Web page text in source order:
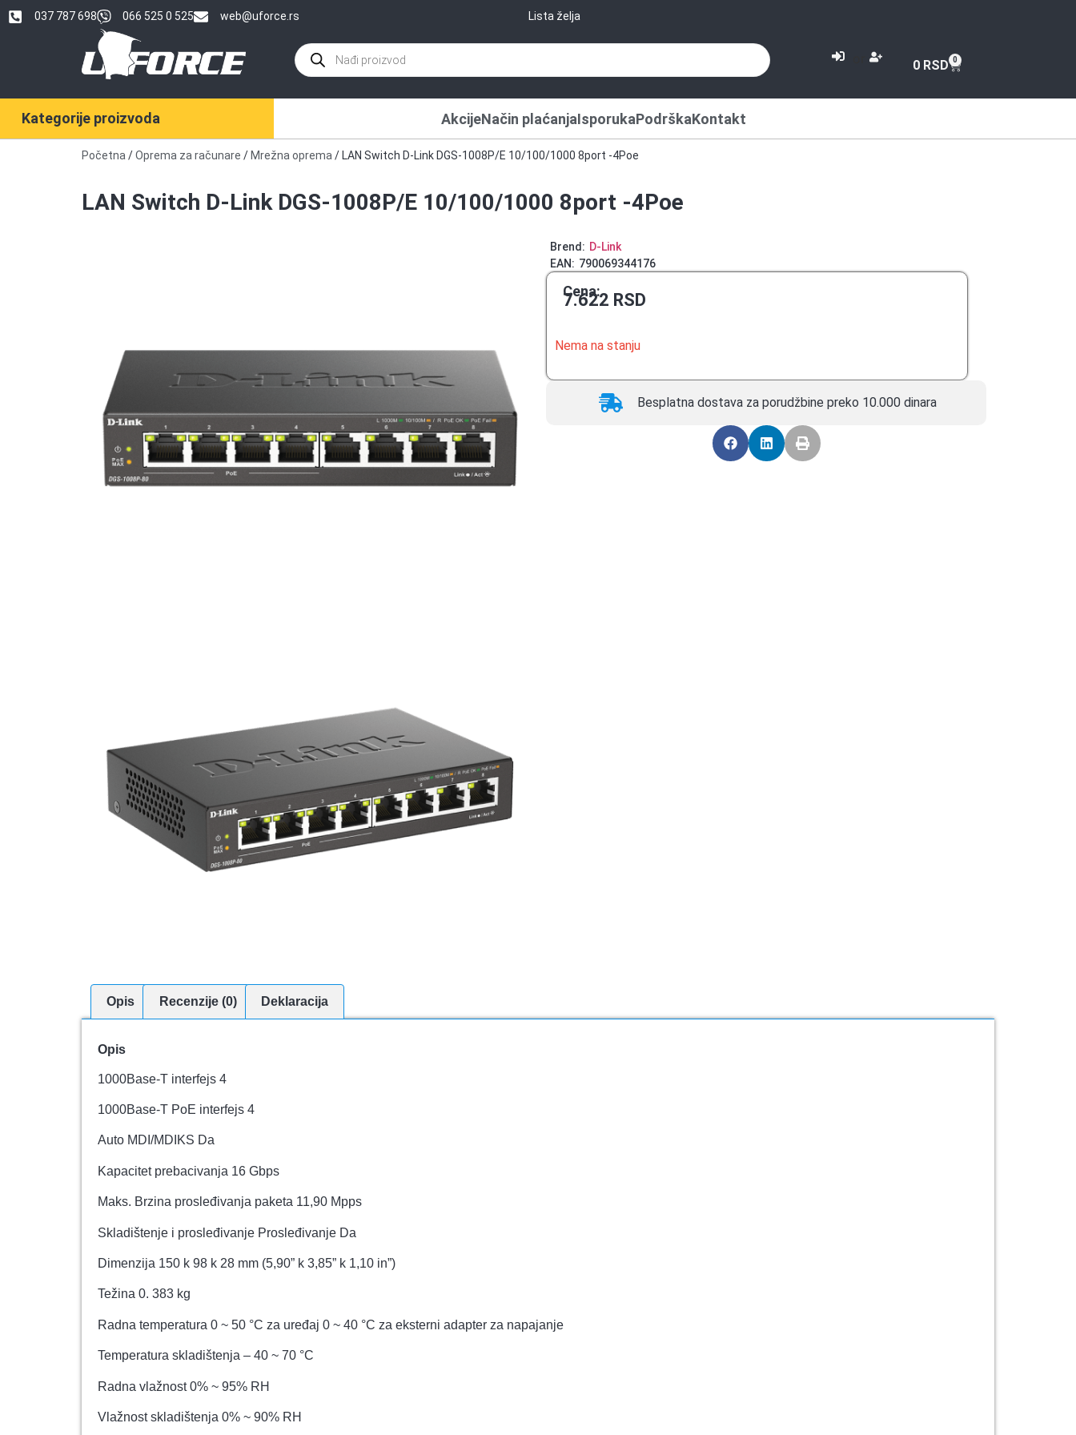
037 787 698 066 525 0 525 web@uforce.rs Lista želja
0 RSD 0
Kategorije proizvoda AkcijeNačin plaćanjaIsporukaPodrškaKontakt
Početna /Oprema za računare / Mrežna oprema / LAN Switch D-Link DGS-1008P/E 10/100/1000 8port -4Poe
LAN Switch D-Link DGS-1008P/E 10/100/1000 8port -4Poe
Brend: D-Link
EAN: 790069344176
Cena:
7.622 RSD
Nema na stanju
Besplatna dostava za porudžbine preko 10.000 dinara
Opis Recenzije (0) Deklaracija
Opis
1000Base-T interfejs 4
1000Base-T PoE interfejs 4
Auto MDI/MDIKS Da
Kapacitet prebacivanja 16 Gbps
Maks. Brzina prosleđivanja paketa 11,90 Mpps
Skladištenje i prosleđivanje Prosleđivanje Da
Dimenzija 150 k 98 k 28 mm (5,90” k 3,85” k 1,10 in”)
Težina 0. 383 kg
Radna temperatura 0 ~ 50 °C za uređaj 0 ~ 40 °C za eksterni adapter za napajanje
Temperatura skladištenja – 40 ~ 70 °C
Radna vlažnost 0% ~ 95% RH
Vlažnost skladištenja 0% ~ 90% RH